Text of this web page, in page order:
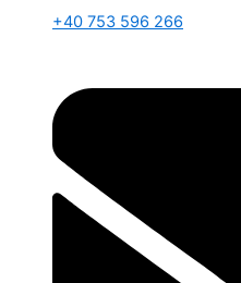
+40 753 596 266